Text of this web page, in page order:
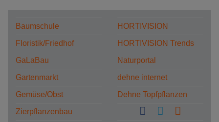
Baumschule
Floristik/Friedhof
GaLaBau
Gartenmarkt
Gemüse/Obst
Zierpflanzenbau
HORTIVISION
HORTIVISION Trends
Naturportal
dehne internet
Dehne Topfpflanzen